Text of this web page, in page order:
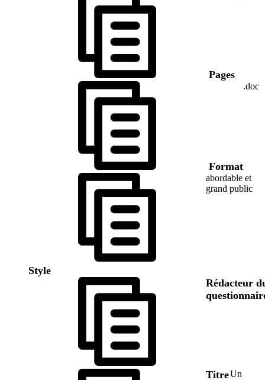
Pages
Format
.doc
Style
abordable et
grand public
Rédacteur
TitreUn